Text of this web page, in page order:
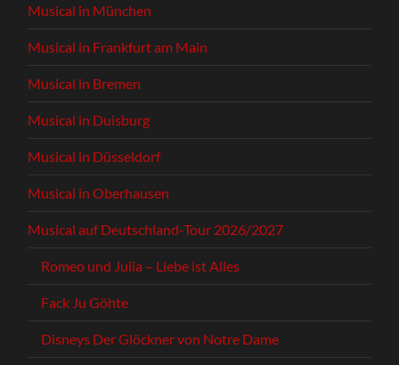
Musical in München
Musical in Frankfurt am Main
Musical in Bremen
Musical in Duisburg
Musical in Düsseldorf
Musical in Oberhausen
Musical auf Deutschland-Tour 2026/2027
Romeo und Julia – Liebe ist Alles
Fack Ju Göhte
Disneys Der Glöckner von Notre Dame